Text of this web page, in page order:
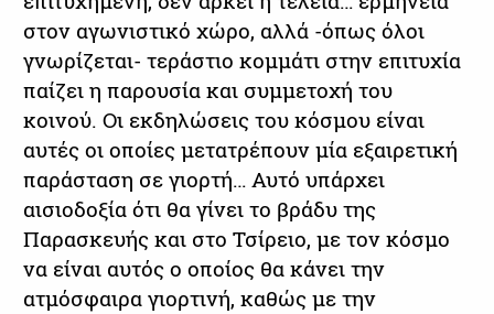
στον αγωνιστικό χώρο, αλλά -όπως όλοι
γνωρίζεται- τεράστιο κομμάτι στην επιτυχία
παίζει η παρουσία και συμμετοχή του
κοινού. Οι εκδηλώσεις του κόσμου είναι
αυτές οι οποίες μετατρέπουν μία εξαιρετική
παράσταση σε γιορτή… Αυτό υπάρχει
αισιοδοξία ότι θα γίνει το βράδυ της
Παρασκευής και στο Τσίρειο, με τον κόσμο
να είναι αυτός ο οποίος θα κάνει την
ατμόσφαιρα γιορτινή, καθώς με την